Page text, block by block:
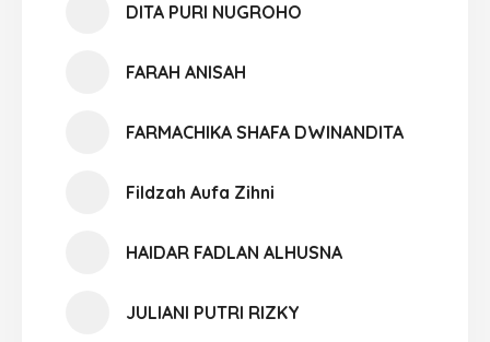
DITA PURI NUGROHO
FARAH ANISAH
FARMACHIKA SHAFA DWINANDITA
Fildzah Aufa Zihni
HAIDAR FADLAN ALHUSNA
JULIANI PUTRI RIZKY